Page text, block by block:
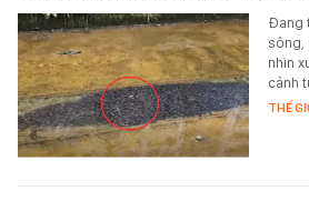
Đang
sông,
nhìn
cảnh
THẾ